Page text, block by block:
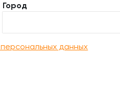
Город
данных